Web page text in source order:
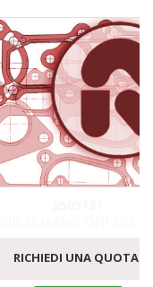
RICHIEDI UNA